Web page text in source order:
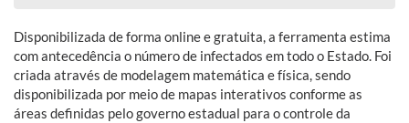
Disponibilizada de forma online e gratuita, a ferramenta estima
com antecedência o número de infectados em todo o Estado. Foi
criada através de modelagem matemática e física, sendo
disponibilizada por meio de mapas interativos conforme as
áreas definidas pelo governo estadual para o controle da